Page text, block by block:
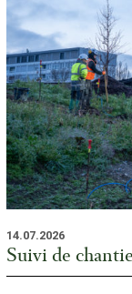
14.07.2026
Suivi de